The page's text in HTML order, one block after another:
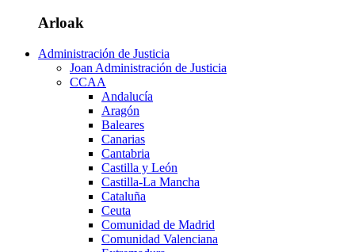
Arloak
Administración de Justicia
Joan Administración de Justicia
CCAA
Andalucía
Aragón
Baleares
Canarias
Cantabria
Castilla y León
Castilla-La Mancha
Cataluña
Ceuta
Comunidad de Madrid
Comunidad Valenciana